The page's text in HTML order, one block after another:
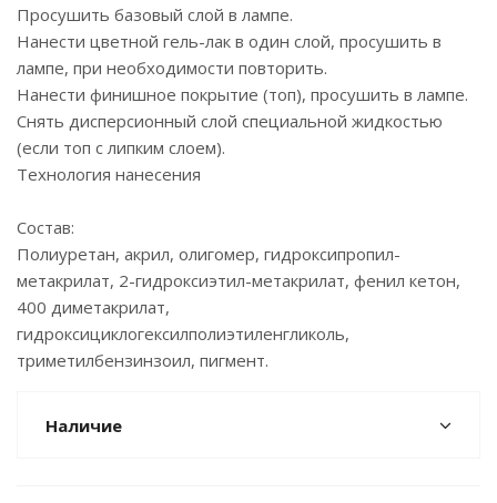
Просушить базовый слой в лампе.
Нанести цветной гель-лак в один слой, просушить в
лампе, при необходимости повторить.
Нанести финишное покрытие (топ), просушить в лампе.
Снять дисперсионный слой специальной жидкостью
(если топ с липким слоем).
Технология нанесения
Состав:
Полиуретан, акрил, олигомер, гидроксипропил-
метакрилат, 2-гидроксиэтил-метакрилат, фенил кетон,
400 диметакрилат,
гидроксициклогексилполиэтиленгликоль,
триметилбензинзоил, пигмент.
Наличие